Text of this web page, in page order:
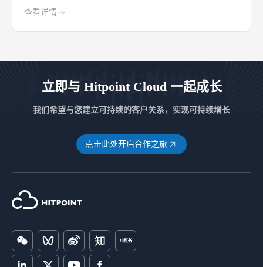
查看详情
立即与 Hitpoint Cloud 一起成长
我们希望与您建立可持续的客户关系，实现可持续增长
点击此处开启合作之旅